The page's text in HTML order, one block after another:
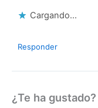
Cargando...
Responder
¿Te ha